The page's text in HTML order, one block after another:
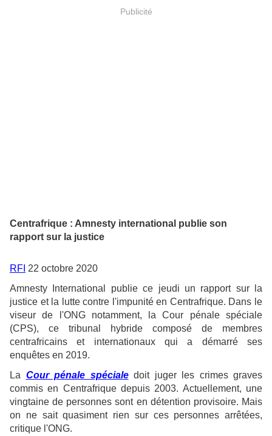
Publicité
Centrafrique : Amnesty international publie son
rapport sur la justice
RFI 22 octobre 2020
Amnesty International publie ce jeudi un rapport sur la
justice et la lutte contre l'impunité en Centrafrique. Dans le
viseur de l'ONG notamment, la Cour pénale spéciale
(CPS), ce tribunal hybride composé de membres
centrafricains et internationaux qui a démarré ses
enquêtes en 2019.
La Cour pénale spécialedoit juger les crimes graves
commis en Centrafrique depuis 2003. Actuellement, une
vingtaine de personnes sont en détention provisoire. Mais
on ne sait quasiment rien sur ces personnes arrêtées,
critique l'ONG.